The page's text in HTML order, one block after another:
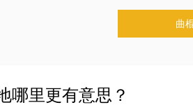
曲
哪里更有意思？